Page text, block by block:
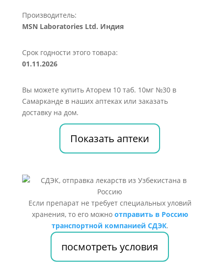
Производитель:
MSN Laboratories Ltd. Индия
Срок годности этого товара:
01.11.2026
Вы можете купить Аторем 10 таб. 10мг №30 в
Самарканде в наших аптеках или заказать
доставку на дом.
Показать аптеки
Если препарат не требует специальных уловий
хранения, то его можно отправить в Россию
транспортной компанией СДЭК.
посмотреть условия